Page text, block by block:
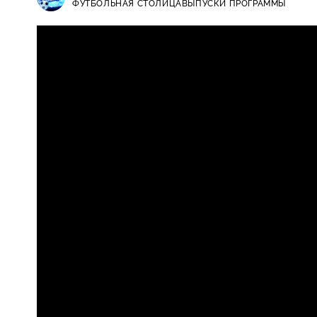
ФУТБОЛЬНАЯ СТОЛИЦАВЫПУСКИ ПРОГРАММЫ